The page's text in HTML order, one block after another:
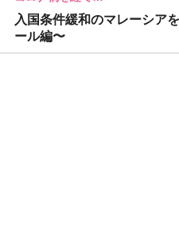
入国条件緩和のマレーシア
ール編〜